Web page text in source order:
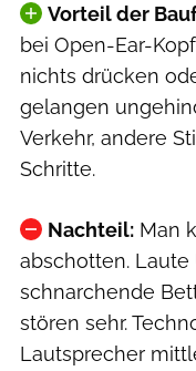
Vorteil der
bei Open-Ear-
nichts drücken
gelangen
Verkehr, andere
Schritte.
Nachteil:Man
abschotten. Laute
schnarchende
stören sehr.
Lautsprecher